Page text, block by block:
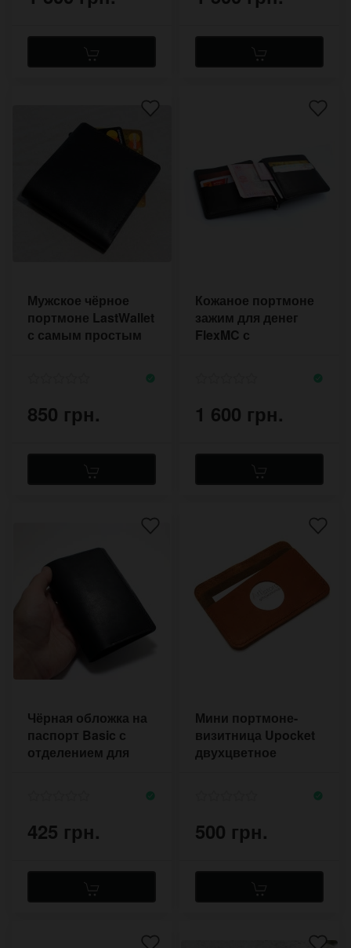
Мужское чёрное
портмоне LastWallet
с самым простым
850 грн.
Кожаное портмоне
зажим для денег
FlexMC с
1 600 грн.
Чёрная обложка на
паспорт Basic с
отделением для
425 грн.
Мини портмоне-
визитница Upocket
двухцветное
500 грн.